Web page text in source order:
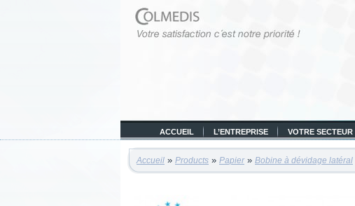
ACCUEIL L’ENTREPRISE VOTRE SECTEUR
Accueil » Products » Papier» Bobine à dévidage latéral